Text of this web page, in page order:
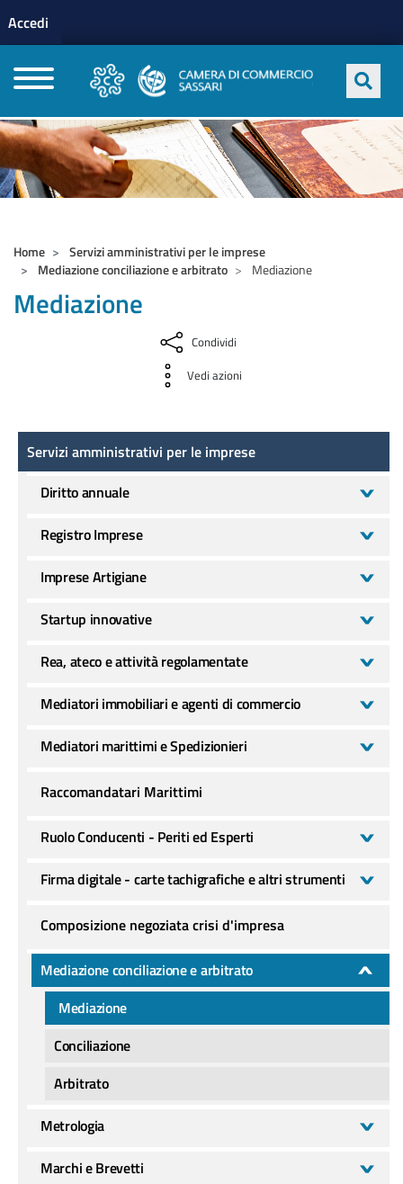
profilo utente
Accedi
Home
Servizi amministrativi per le imprese
Mediazione conciliazione e arbitrato
Mediazione
Mediazione
Condividi
Vedi azioni
Servizi amministrativi per le imprese
Servizi amministrativi per le imprese
Diritto annuale
Registro Imprese
Imprese Artigiane
Startup innovative
Rea, ateco e attività regolamentate
Mediatori immobiliari e agenti di commercio
Mediatori marittimi e Spedizionieri
Raccomandatari Marittimi
Ruolo Conducenti - Periti ed Esperti
Firma digitale - carte tachigrafiche e altri strumenti
Composizione negoziata crisi d'impresa
Mediazione conciliazione e arbitrato
Mediazione
Conciliazione
Arbitrato
Metrologia
Marchi e Brevetti